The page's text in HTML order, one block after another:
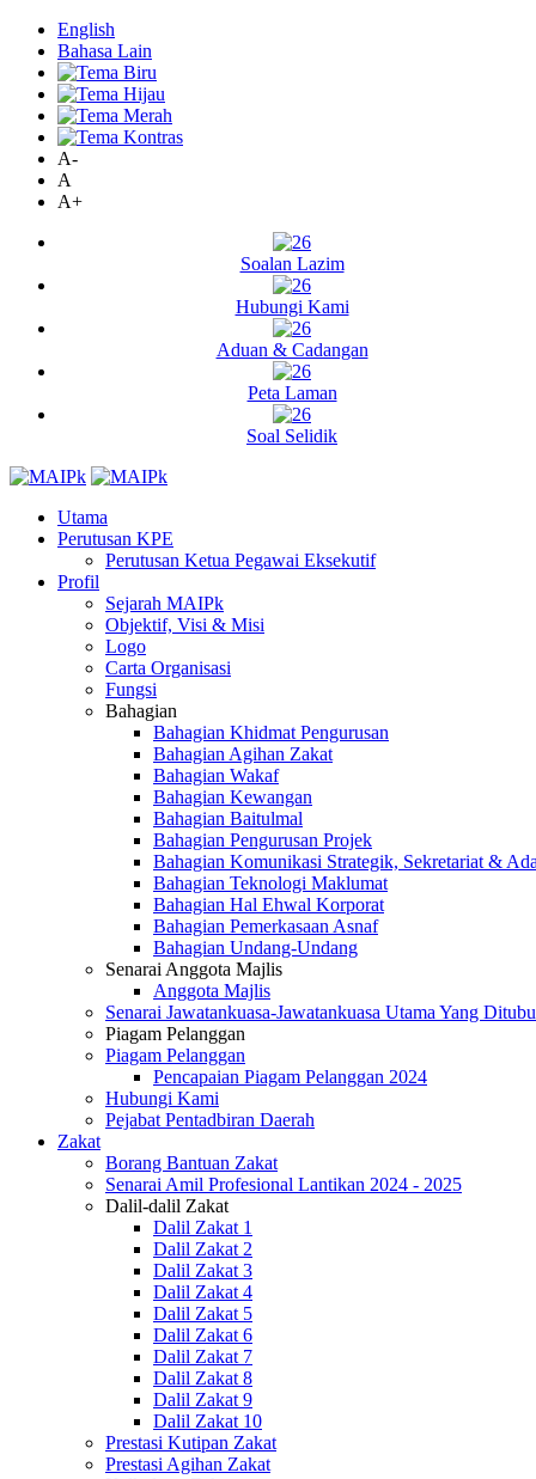
English
Bahasa Lain
A-
A
A+
Soalan Lazim
Hubungi Kami
Aduan & Cadangan
Peta Laman
Soal Selidik
Utama
Perutusan KPE
Perutusan Ketua Pegawai Eksekutif
Profil
Sejarah MAIPk
Objektif, Visi & Misi
Logo
Carta Organisasi
Fungsi
Bahagian
Bahagian Khidmat Pengurusan
Bahagian Agihan Zakat
Bahagian Wakaf
Bahagian Kewangan
Bahagian Baitulmal
Bahagian Pengurusan Projek
Bahagian Komunikasi Strategik, Sekretariat &
Bahagian Teknologi Maklumat
Bahagian Hal Ehwal Korporat
Bahagian Pemerkasaan Asnaf
Bahagian Undang-Undang
Senarai Anggota Majlis
Anggota Majlis
Senarai Jawatankuasa-Jawatankuasa Utama Yang
Piagam Pelanggan
Piagam Pelanggan
Pencapaian Piagam Pelanggan 2024
Hubungi Kami
Pejabat Pentadbiran Daerah
Zakat
Borang Bantuan Zakat
Senarai Amil Profesional Lantikan 2024 - 2025
Dalil-dalil Zakat
Dalil Zakat 1
Dalil Zakat 2
Dalil Zakat 3
Dalil Zakat 4
Dalil Zakat 5
Dalil Zakat 6
Dalil Zakat 7
Dalil Zakat 8
Dalil Zakat 9
Dalil Zakat 10
Prestasi Kutipan Zakat
Prestasi Agihan Zakat